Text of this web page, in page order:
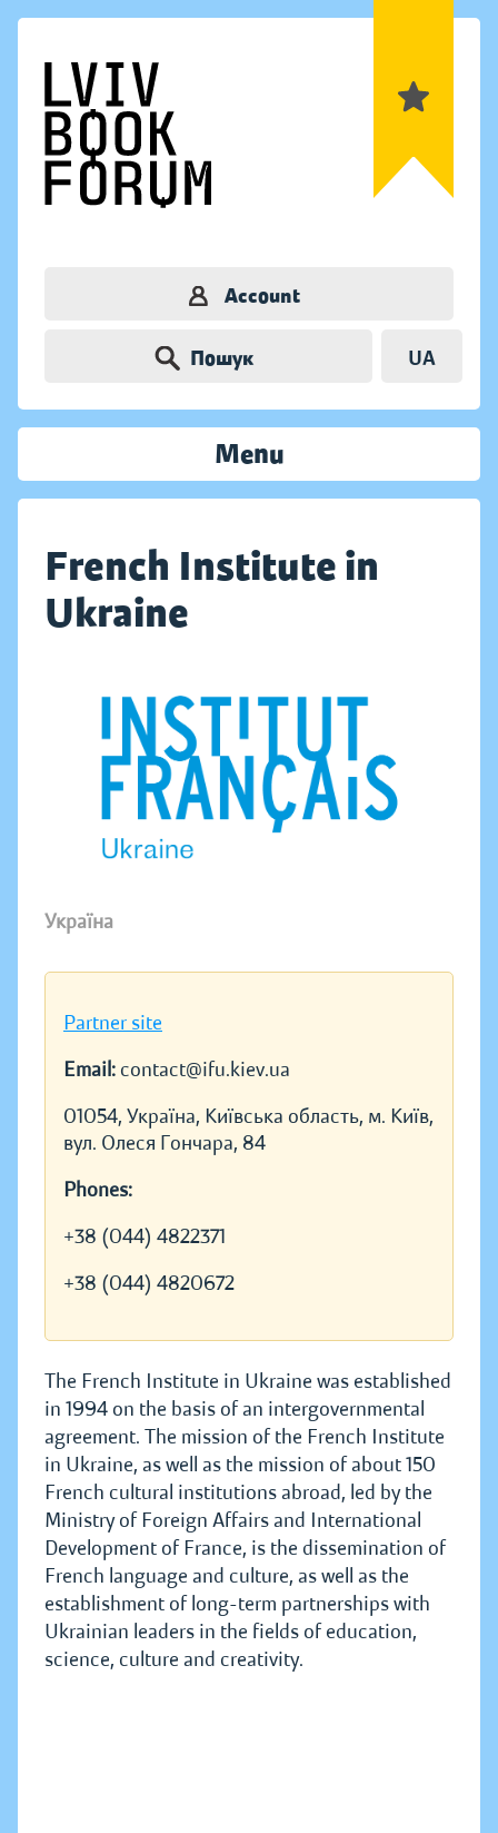
Account
Пошук UA
Menu
French Institute in
Ukraine
Україна
Partner site
Email: contact@ifu.kiev.ua
01054, Україна, Київська область, м. Київ,
вул. Олеся Гончара, 84
Phones:
+38 (044) 4822371
+38 (044) 4820672
The French Institute in Ukraine was established
in 1994 on the basis of an intergovernmental
agreement. The mission of the French Institute
in Ukraine, as well as the mission of about 150
French cultural institutions abroad, led by the
Ministry of Foreign Affairs and International
Development of France, is the dissemination of
French language and culture, as well as the
establishment of long-term partnerships with
Ukrainian leaders in the fields of education,
science, culture and creativity.